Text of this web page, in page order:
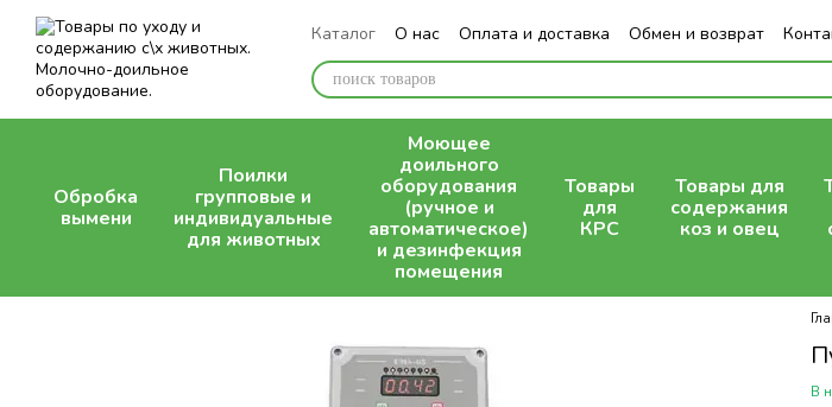
Перейти к основному контенту
Каталог О нас Оплата и доставка Обмен и возврат
Блог
Обробка
вымени
Поилки
групповые и
индивидуальные
для животных
Моющее
доильного
оборудования
(ручное и
автоматическое)
и дезинфекция
помещения
Товары
для
КРС
Товары для
содержания
коз и овец
В